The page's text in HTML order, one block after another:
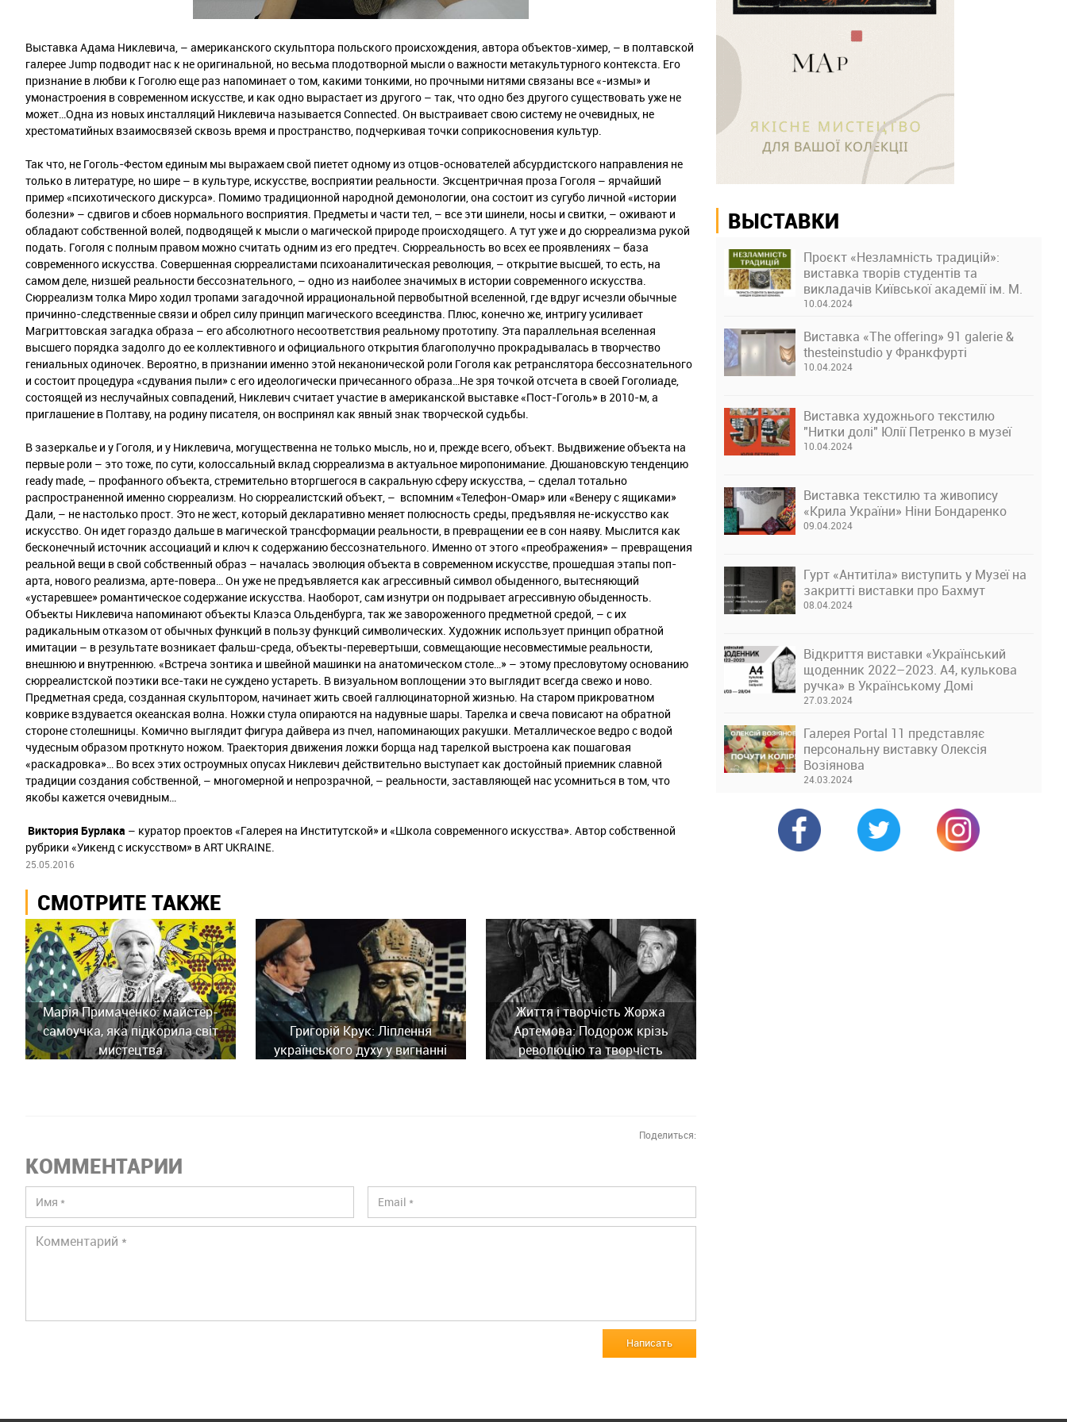
Выставка Адама Никлевича, – американского скульптора польского происхождения, автора объектов-химер, – в полтавской
галерее Jump подводит нас к не оригинальной, но весьма плодотворной мысли о важности метакультурного контекста. Его
признание в любви к Гоголю еще раз напоминает о том, какими тонкими, но прочными нитями связаны все «-измы» и
умонастроения в современном искусстве, и как одно вырастает из другого – так, что одно без другого существовать уже не
может…Одна из новых инсталляций Никлевича называется Соnnected. Он выстраивает свою систему не очевидных, не
хрестоматийных взаимосвязей сквозь время и пространство, подчеркивая точки соприкосновения культур.
Так что, не Гоголь-Фестом единым мы выражаем свой пиетет одному из отцов-основателей абсурдистского направления не
только в литературе, но шире – в культуре, искусстве, восприятии реальности. Эксцентричная проза Гоголя – ярчайший
пример «психотического дискурса». Помимо традиционной народной демонологии, она состоит из сугубо личной «истории
болезни» – сдвигов и сбоев нормального восприятия. Предметы и части тел, – все эти шинели, носы и свитки, – оживают и
обладают собственной волей, подводящей к мысли о магической природе происходящего. А тут уже и до сюрреализма рукой
подать. Гоголя с полным правом можно считать одним из его предтеч. Сюрреальность во всех ее проявлениях – база
современного искусства. Совершенная сюрреалистами психоаналитическая революция, – открытие высшей, то есть, на
самом деле, низшей реальности бессознательного, – одно из наиболее значимых в истории современного искусства.
Сюрреализм толка Миро ходил тропами загадочной иррациональной первобытной вселенной, где вдруг исчезли обычные
причинно-следственные связи и обрел силу принцип магического всеединства. Плюс, конечно же, интригу усиливает
Магриттовская загадка образа – его абсолютного несоответствия реальному прототипу. Эта параллельная вселенная
высшего порядка задолго до ее коллективного и официального открытия благополучно прокрадывалась в творчество
гениальных одиночек. Вероятно, в признании именно этой неканонической роли Гоголя как ретранслятора бессознательного
и состоит процедура «сдувания пыли» с его идеологически причесанного образа…Не зря точкой отсчета в своей Гоголиаде,
состоящей из неслучайных совпадений, Никлевич считает участие в американской выставке «Пост-Гоголь» в 2010-м, а
приглашение в Полтаву, на родину писателя, он воспринял как явный знак творческой судьбы.
В зазеркалье и у Гоголя, и у Никлевича, могущественна не только мысль, но и, прежде всего, объект. Выдвижение объекта на
первые роли – это тоже, по сути, колоссальный вклад сюрреализма в актуальное миропонимание. Дюшановскую тенденцию
ready made, – профанного объекта, стремительно вторгшегося в сакральную сферу искусства, – сделал тотально
распространенной именно сюрреализм. Но сюрреалистский объект, – вспомним «Телефон-Омар» или «Венеру с ящиками»
Дали, – не настолько прост. Это не жест, который декларативно меняет полюсность среды, предъявляя не-искусство как
искусство. Он идет гораздо дальше в магической трансформации реальности, в превращении ее в сон наяву. Мыслится как
бесконечный источник ассоциаций и ключ к содержанию бессознательного. Именно от этого «преображения» – превращения
реальной вещи в свой собственный образ – началась эволюция объекта в современном искусстве, прошедшая этапы поп-
арта, нового реализма, арте-повера… Он уже не предъявляется как агрессивный символ обыденного, вытесняющий
«устаревшее» романтическое содержание искусства. Наоборот, сам изнутри он подрывает агрессивную обыденность.
Объекты Никлевича напоминают объекты Клаэса Ольденбурга, так же завороженного предметной средой, – с их
радикальным отказом от обычных функций в пользу функций символических. Художник использует принцип обратной
имитации – в результате возникает фальш-среда, объекты-перевертыши, совмещающие несовместимые реальности,
внешнюю и внутреннюю. «Встреча зонтика и швейной машинки на анатомическом столе…» – этому пресловутому основанию
сюрреалистской поэтики все-таки не суждено устареть. В визуальном воплощении это выглядит всегда свежо и ново.
Предметная среда, созданная скульптором, начинает жить своей галлюцинаторной жизнью. На старом прикроватном
коврике вздувается океанская волна. Ножки стула опираются на надувные шары. Тарелка и свеча повисают на обратной
стороне столешницы. Комично выглядит фигура дайвера из пчел, напоминающих ракушки. Металлическое ведро с водой
чудесным образом проткнуто ножом. Траектория движения ложки борща над тарелкой выстроена как пошаговая
«раскадровка»… Во всех этих остроумных опусах Никлевич действительно выступает как достойный приемник славной
традиции создания собственной, – многомерной и непрозрачной, – реальности, заставляющей нас усомниться в том, что
якобы кажется очевидным…
Виктория Бурлака – куратор проектов «Галерея на Институтской» и «Школа современного искусства». Автор собственной
рубрики «Уикенд с искусством» в ART UKRAINE.
25.05.2016
СМОТРИТЕ ТАКЖЕ
Марія Примаченко: майстер-
самоучка, яка підкорила світ
мистецтва
Григорій Крук: Ліплення
українського духу у вигнанні
Життя і творчість Жоржа
Артемова: Подорож крізь
революцію та творчість
Поделиться:
КОММЕНТАРИИ
Написать
ВЫСТАВКИ
Проєкт «Незламність традицій»:
виставка творів студентів та
викладачів Київської академії ім. М.
Бойчука
10.04.2024
Виставка «The offering» 91 galerie &
thesteinstudio у Франкфурті
10.04.2024
Виставка художнього текстилю
"Нитки долі" Юлії Петренко в музеї
10.04.2024
Виставка текстилю та живопису
«Крила України» Ніни Бондаренко
09.04.2024
Гурт «Антитіла» виступить у Музеї на
закритті виставки про Бахмут
08.04.2024
Відкриття виставки «Український
щоденник 2022–2023. А4, кулькова
ручка» в Українському Домі
27.03.2024
Галерея Portal 11 представляє
персональну виставку Олексія
Возіянова
24.03.2024